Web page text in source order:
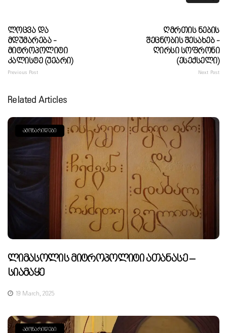
Ლოცვა Და
Მდუმარება -
Მიტროპოლიტი
Კალისტე (უეარი)
Previous Post
Ღმრთის Ნების
Შეცნობის Შესახებ -
Ღირსი Სოფრონი
(ესექსელი)
Next Post
Related Articles
ᲐᲛᲝᲜᲐᲠᲘᲓᲔᲑᲘ
Ლიმასოლის Მიტროპოლიტი Ათანასე –
Სიამაყე
19 March, 2025
ᲐᲛᲝᲜᲐᲠᲘᲓᲔᲑᲘ